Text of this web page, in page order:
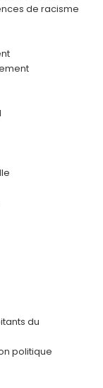
de racisme
du
politique